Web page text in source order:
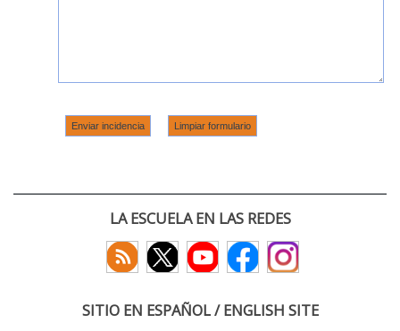
LA ESCUELA EN LAS REDES
SITIO EN ESPAÑOL / ENGLISH SITE